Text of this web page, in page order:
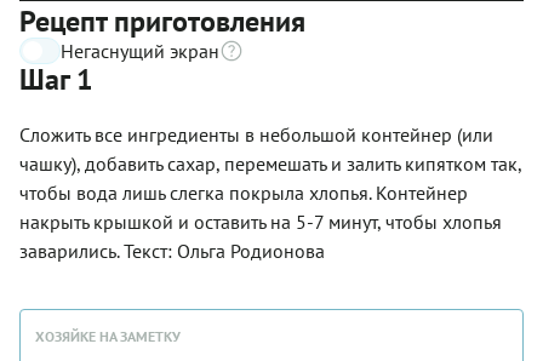
Рецепт приготовления
Негаснущий экран
Шаг 1
Сложить все ингредиенты в небольшой контейнер (или
чашку), добавить сахар, перемешать и залить кипятком так,
чтобы вода лишь слегка покрыла хлопья. Контейнер
накрыть крышкой и оставить на 5-7 минут, чтобы хлопья
заварились. Текст: Ольга Родионова
ХОЗЯЙКЕ НА ЗАМЕТКУ